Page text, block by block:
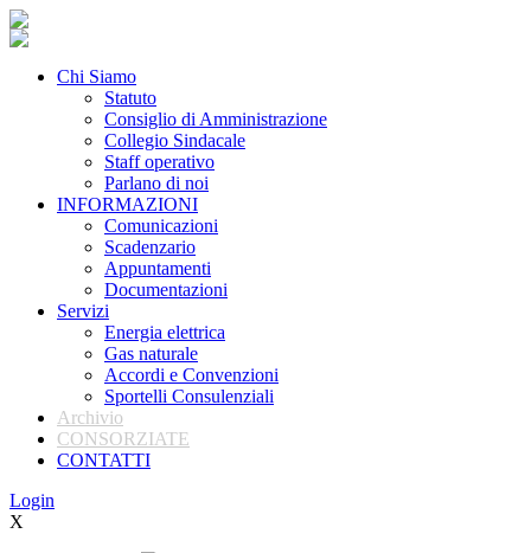
Chi Siamo
Statuto
Consiglio di Amministrazione
Collegio Sindacale
Staff operativo
Parlano di noi
INFORMAZIONI
Comunicazioni
Scadenzario
Appuntamenti
Documentazioni
Servizi
Energia elettrica
Gas naturale
Accordi e Convenzioni
Sportelli Consulenziali
Archivio
CONSORZIATE
CONTATTI
Login
X